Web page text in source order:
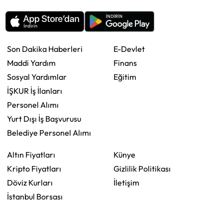
Son Dakika Haberleri
Maddi Yardım
Sosyal Yardımlar
İŞKUR İş İlanları
Personel Alımı
Yurt Dışı İş Başvurusu
Belediye Personel Alımı
E-Devlet
Finans
Eğitim
Altın Fiyatları
Kripto Fiyatları
Döviz Kurları
İstanbul Borsası
Künye
Gizlilik Politikası
İletişim